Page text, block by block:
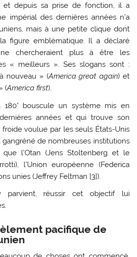
et depuis sa prise de fonction, il a
impérial des dernières années n’a
mais à une petite clique dont
figure emblématique. Il a déclaré
chercheraient plus à être les
« meilleurs ». Ses slogans sont :
nouveau » (America great again) et
(America first).
bouscule un système mis en
années et qui trouve son
voulue par les seuls États-Unis
gangréné de nombreuses institutions
que l’Otan (Jens Stoltenberg et le
l’Union européenne (Federica
unies (Jeffrey Feltman [3]).
parvient, réussir cet objectif lui
pacifique de